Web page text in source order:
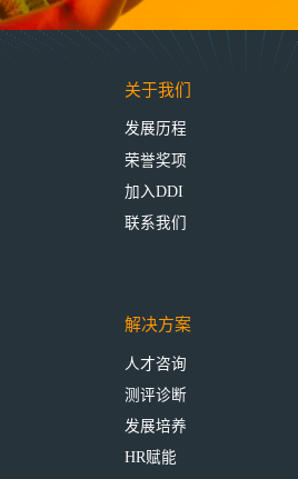
关于我们
发展历程
荣誉奖项
加入DDI
联系我们
解决方案
人才咨询
测评诊断
发展培养
HR赋能